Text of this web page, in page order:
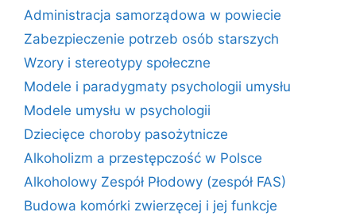
Administracja samorządowa w powiecie
Zabezpieczenie potrzeb osób starszych
Wzory i stereotypy społeczne
Modele i paradygmaty psychologii umysłu
Modele umysłu w psychologii
Dziecięce choroby pasożytnicze
Alkoholizm a przestępczość w Polsce
Alkoholowy Zespół Płodowy (zespół FAS)
Budowa komórki zwierzęcej i jej funkcje